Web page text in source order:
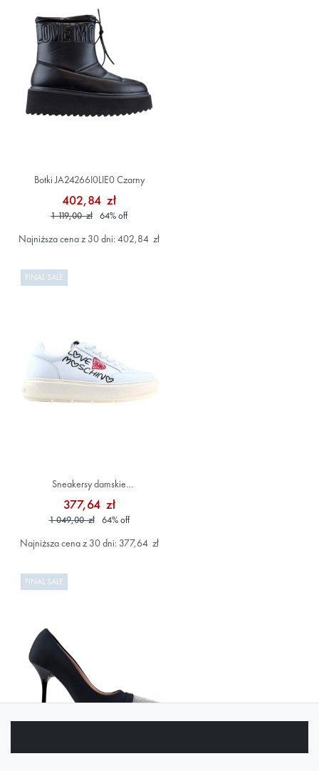
Botki JA24266I0LIE0 Czarny
402,84 zł
1 119,00 zł 64%off
Najniższa cena z 30 dni: 402,84 zł
FINAL SALE
Sneakersy damskie
JA15224G1IJCA10A Biały
377,64 zł
1 049,00 zł 64%off
Najniższa cena z 30 dni: 377,64 zł
FINAL SALE